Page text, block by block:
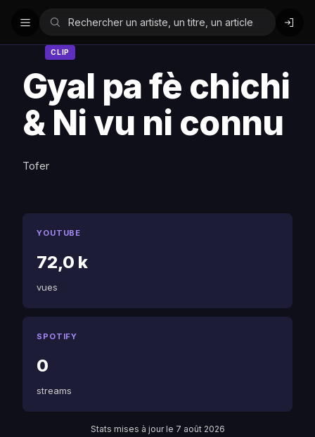
CLIP
Gyal pa fè chichi
& Ni vu ni connu
Tofer
YOUTUBE
72,0 k
vues
SPOTIFY
0
streams
Stats mises à jour le 7 août 2026